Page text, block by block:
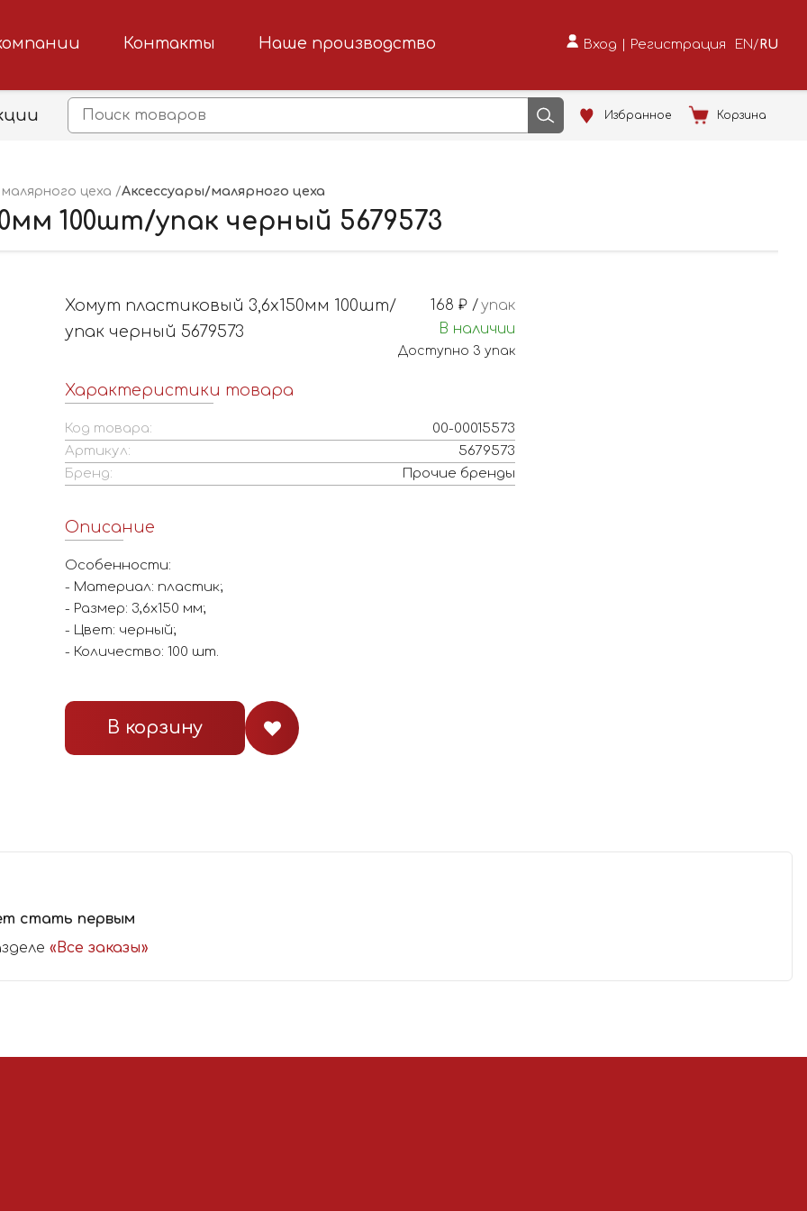
Контакты Наше производство Вход | Регистрация EN /RU
Избранное Корзина
цеха Аксессуары/малярного цеха
100шт/упак черный 5679573
Хомут пластиковый 3,6х150мм 100шт/
упак черный 5679573
Характеристики товара
Код товара:
00-00015573
Артикул:
5679573
Бренд:
Прочие бренды
Описание
Особенности:
- Материал: пластик;
- Размер: 3,6х150 мм;
- Цвет: черный;
- Количество: 100 шт.
168 ₽ /упак
В наличии
Доступно 3 упак
В корзину
стать первым
«Все заказы»